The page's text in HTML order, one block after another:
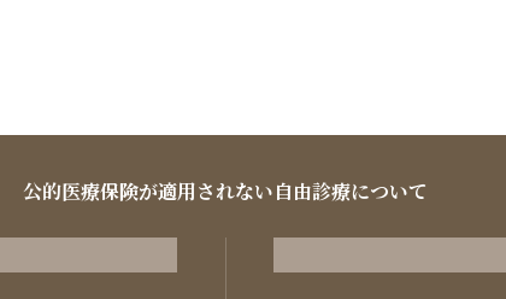
公的医療保険が適用されない自由診療について